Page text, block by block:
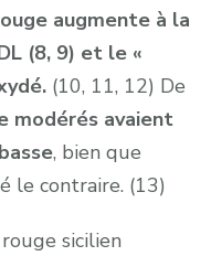
augmente à la
(8, 9) et le «
(10, 11, 12) De
modérés avaient
, bien que
le contraire. (13)
sicilien